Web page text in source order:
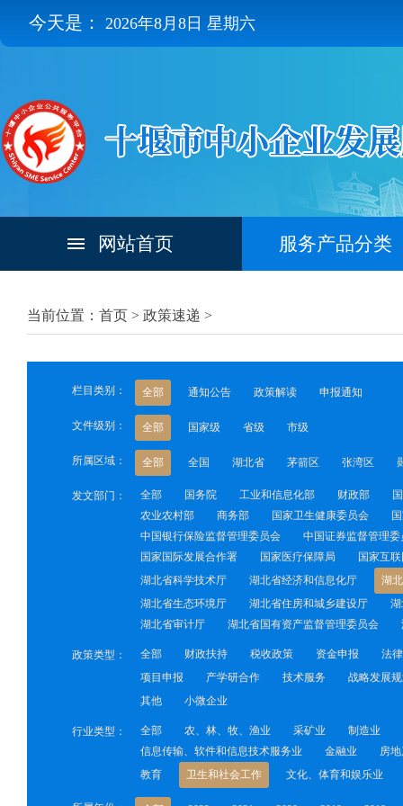
今天是： 2026年8月8日 星期六
网站首页 服务产品分类
当前位置：首页 > 政策速递 >
栏目类别： 全部 通知公告 政策解读 申报通知
文件级别： 全部 国家级 省级 市级
所属区域： 全部 全国 湖北省 茅箭区 张湾区
发文部门： 全部 国务院 工业和信息化部 财政部
农业农村部
商务部 国家卫生健康委员会
中国银行保险监督管理委员会
中国证券监督管理委
国家国际发展合作署
国家医疗保障局
国家互
湖北省科学技术厅
湖北省经济和信息化厅
湖
湖北省生态环境厅
湖北省住房和城乡建设厅
湖北省审计厅
湖北省国有资产监督管理委员会
政策类型： 全部 财政扶持 税收政策 资金申报
法
项目申报
产学研合作 技术服务
战略发展
其他
小微企业
行业类型： 全部 农、林、牧、渔业 采矿业
制造业
信息传输、软件和信息技术服务业
金融业
房
教育
卫生和社会工作 文化、体育和娱乐业